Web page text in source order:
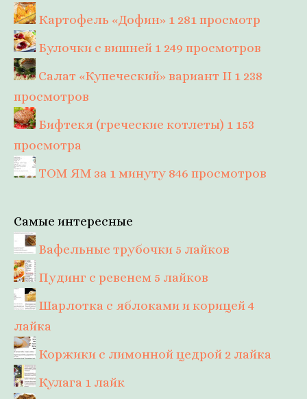
Картофель «Дофин» 1 281 просмотр
Булочки с вишней 1 249 просмотров
Салат «Купеческий» вариант II 1 238
просмотров
Бифтекя (греческие котлеты) 1 153
просмотра
ТОМ ЯМ за 1 минуту 846 просмотров
Самые интересные
Вафельные трубочки 5 лайков
Пудинг с ревенем 5 лайков
Шарлотка с яблоками и корицей4
лайка
Коржики с лимонной цедрой 2 лайка
Кулага 1 лайк